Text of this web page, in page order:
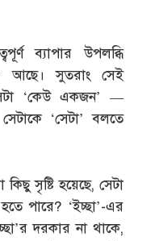
ব্যাপার উপলব্ধি
আছে। সুতরাং সেই
‘কেউ একজন’ —
‘সেটা’ বলতে
সৃষ্টি হয়েছে, সেটা
পারে? ‘ইচ্ছা’-এর
দরকার না থাকে,